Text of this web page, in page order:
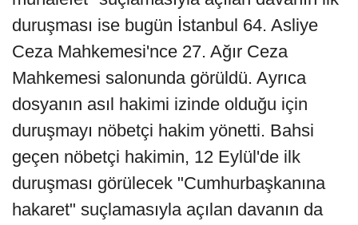
duruşması ise bugün İstanbul 64. Asliye
Ceza Mahkemesi'nce 27. Ağır Ceza
Mahkemesi salonunda görüldü. Ayrıca
dosyanın asıl hakimi izinde olduğu için
duruşmayı nöbetçi hakim yönetti. Bahsi
geçen nöbetçi hakimin, 12 Eylül'de ilk
duruşması görülecek "Cumhurbaşkanına
hakaret" suçlamasıyla açılan davanın da